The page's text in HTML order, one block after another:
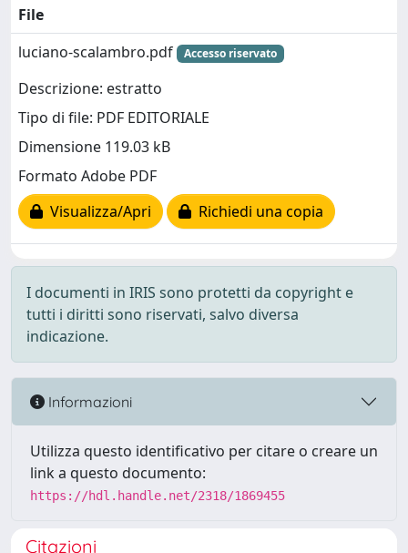
File
luciano-scalambro.pdf
Accesso riservato
Descrizione: estratto
Tipo di file: PDF EDITORIALE
Dimensione 119.03 kB
Formato Adobe PDF
Visualizza/Apri
Richiedi una copia
I documenti in IRIS sono protetti da copyright e
tutti i diritti sono riservati, salvo diversa
indicazione.
Informazioni
Utilizza questo identificativo per citare o creare un
link a questo documento:
https://hdl.handle.net/2318/1869455
Citazioni